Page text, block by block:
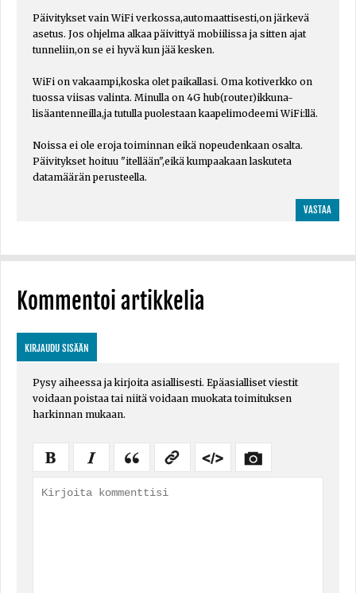
Päivitykset vain WiFi verkossa,automaattisesti,on järkevä
asetus. Jos ohjelma alkaa päivittyä mobiilissa ja sitten ajat
tunneliin,on se ei hyvä kun jää kesken.
WiFi on vakaampi,koska olet paikallasi. Oma kotiverkko on
tuossa viisas valinta. Minulla on 4G hub(router)ikkuna-
lisäantenneilla,ja tutulla puolestaan kaapelimodeemi WiFi:llä.
Noissa ei ole eroja toiminnan eikä nopeudenkaan osalta.
Päivitykset hoituu "itellään",eikä kumpaakaan laskuteta
datamäärän perusteella.
VASTAA
Kommentoi artikkelia
KIRJAUDU SISÄÄN
Pysy aiheessa ja kirjoita asiallisesti. Epäasialliset viestit
voidaan poistaa tai niitä voidaan muokata toimituksen
harkinnan mukaan.